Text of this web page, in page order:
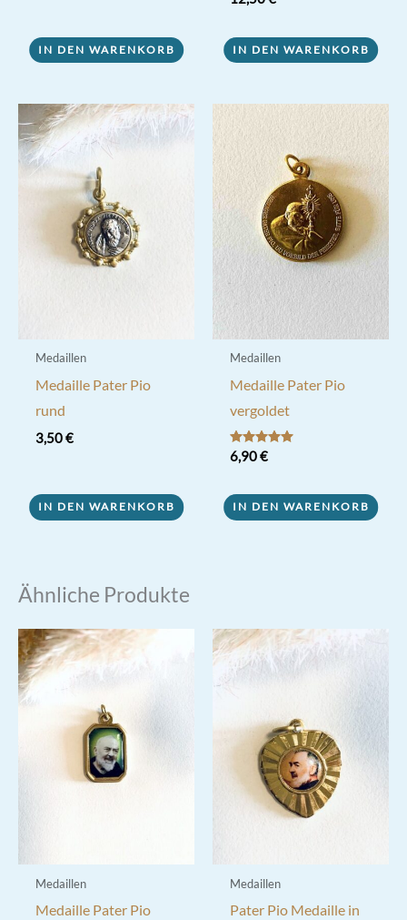
IN DEN WARENKORB
5.00
IN DEN WARENKORB
Medaillen
Medaille Pater Pio
rund
3,50€
IN DEN WARENKORB
Medaillen
Medaille Pater Pio
vergoldet
Bewertet mit
5.00
6,90€
IN DEN WARENKORB
Ähnliche Produkte
Medaillen
Medaille Pater Pio
Medaillen
Pater Pio Medaille in